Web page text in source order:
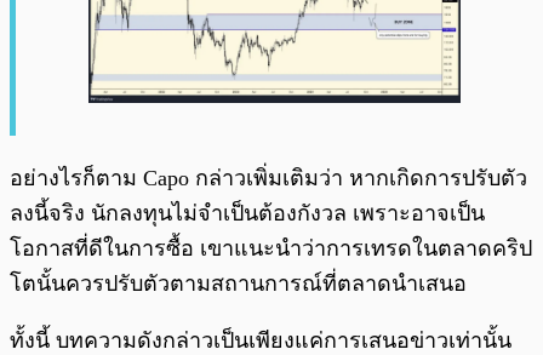
อย่างไรก็ตาม Capo กล่าวเพิ่มเติมว่า หากเกิดการปรับตัว
ลงนี้จริง นักลงทุนไม่จำเป็นต้องกังวล เพราะอาจเป็น
โอกาสที่ดีในการซื้อ เขาแนะนำว่าการเทรดในตลาดคริป
โตนั้นควรปรับตัวตามสถานการณ์ที่ตลาดนำเสนอ
ทั้งนี้ บทความดังกล่าวเป็นเพียงแค่การเสนอข่าวเท่านั้น